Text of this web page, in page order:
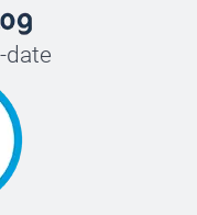
date